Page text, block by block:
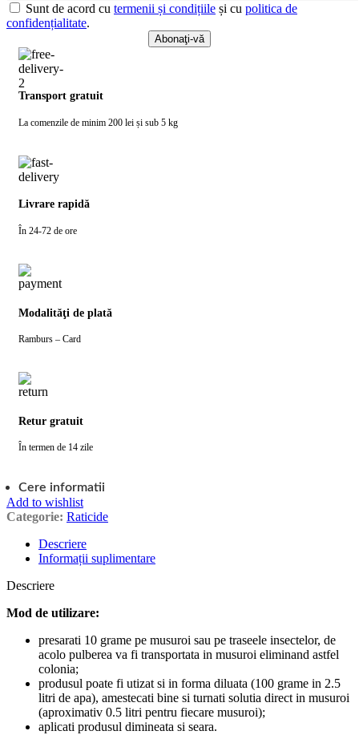
Sunt de acord cu termenii și condițiile și cu politica de
confidențialitate.
Transport gratuit
La comenzile de minim 200 lei și sub 5 kg
Livrare rapidă
În 24-72 de ore
Modalităţi de plată
Ramburs – Card
Retur gratuit
În termen de 14 zile
Cere informatii
Add to wishlist
Categorie: Raticide
Descriere
Informații suplimentare
Descriere
Mod de utilizare:
presarati 10 grame pe musuroi sau pe traseele insectelor, de
acolo pulberea va fi transportata in musuroi eliminand astfel
colonia;
produsul poate fi utizat si in forma diluata (100 grame in 2.5
litri de apa), amestecati bine si turnati solutia direct in musuroi
(aproximativ 0.5 litri pentru fiecare musuroi);
aplicati produsul dimineata si seara.